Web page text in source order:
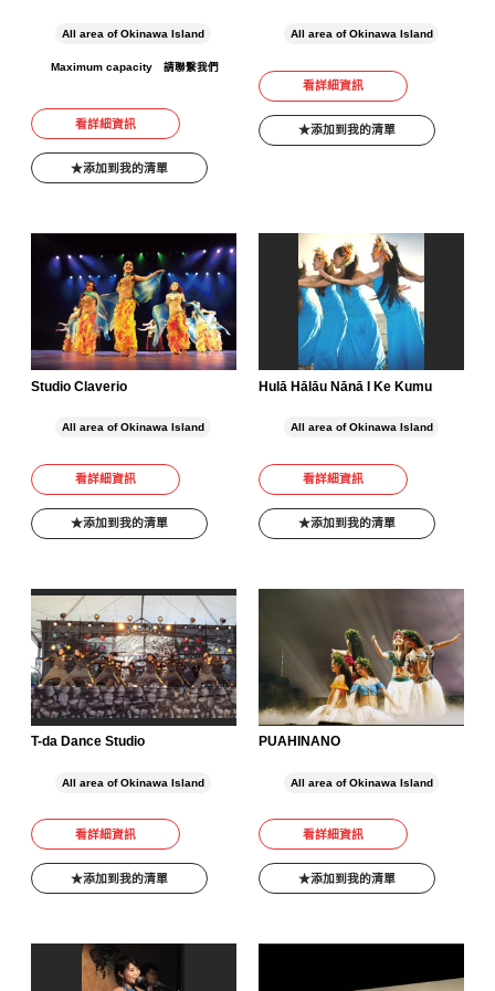
All area of Okinawa Island
Maximum capacity 請聯繫我們
看詳細資訊
添加到我的清單
All area of Okinawa Island
看詳細資訊
添加到我的清單
Studio Claverio
All area of Okinawa Island
看詳細資訊
添加到我的清單
Hulā Hālāu Nānā I Ke Kumu
All area of Okinawa Island
看詳細資訊
添加到我的清單
T-da Dance Studio
All area of Okinawa Island
看詳細資訊
添加到我的清單
PUAHINANO
All area of Okinawa Island
看詳細資訊
添加到我的清單